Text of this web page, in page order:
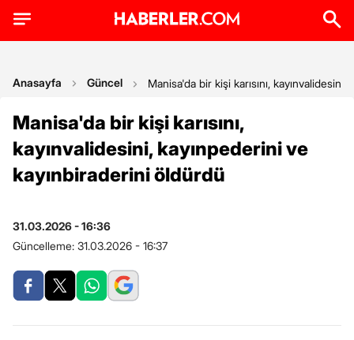
Anasayfa Güncel Manisa'da bir kişi karısını,
Manisa'da bir kişi karısını,
kayınvalidesini, kayınpederini ve
kayınbiraderini öldürdü
31.03.2026 - 16:36
Güncelleme: 31.03.2026 - 16:37